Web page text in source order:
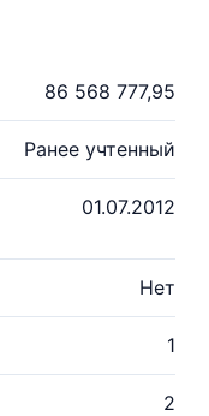
86 568 777,95
Ранее учтенный
01.07.2012
Нет
1
2